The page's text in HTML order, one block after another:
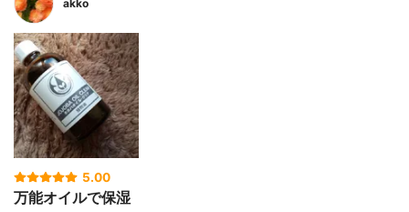
akko
5.00
万能オイルで保湿